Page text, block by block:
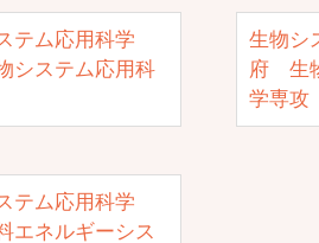
テム応用科学
ステム応用科
生物シ
府 生
学専攻
テム応用科学
ネルギーシス